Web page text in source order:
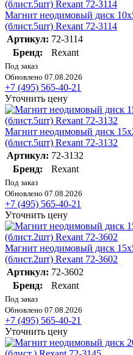
Магнит неодимовый диск
(блист.5шт) Rexant 72-3114
Артикул: 72-3114
Бренд:
Rexant
Под заказ
Обновлено 07.08.2026
+7 (495) 565-40-21
Уточнить цену
Магнит неодимовый диск
(блист.5шт) Rexant 72-3132
Артикул: 72-3132
Бренд:
Rexant
Под заказ
Обновлено 07.08.2026
+7 (495) 565-40-21
Уточнить цену
Магнит неодимовый диск
(блист.2шт) Rexant 72-3602
Артикул: 72-3602
Бренд:
Rexant
Под заказ
Обновлено 07.08.2026
+7 (495) 565-40-21
Уточнить цену